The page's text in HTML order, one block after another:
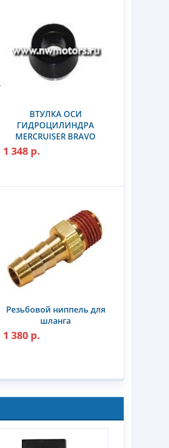
ВТУЛКА ОСИ
ГИДРОЦИЛИНДРА
MERCRUISER BRAVO
1 348 р.
Резьбовой ниппель для
шланга
1 380 р.